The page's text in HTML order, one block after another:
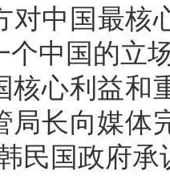
对中国最
个中国的立
核心利益和
局长向媒体
民国政府